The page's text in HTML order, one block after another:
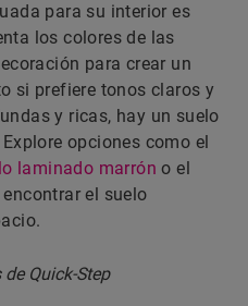
para su interior es
los colores de las
para crear un
si prefiere tonos claros y
y ricas, hay un suelo
opciones como el
laminado marrón o el
el suelo